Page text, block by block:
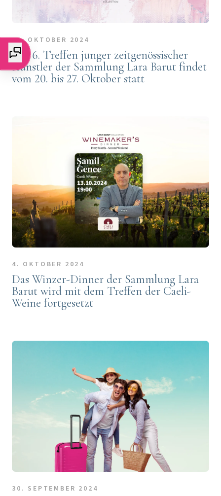
10. OKTOBER 2024
Das 6. Treffen junger zeitgenössischer
Künstler der Sammlung Lara Barut findet
vom 20. bis 27. Oktober statt
4. OKTOBER 2024
Das Winzer-Dinner der Sammlung Lara
Barut wird mit dem Treffen der Caeli-
Weine fortgesetzt
30. SEPTEMBER 2024